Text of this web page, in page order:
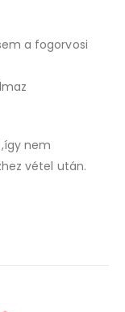
a fogorvosi
nem
vétel után.